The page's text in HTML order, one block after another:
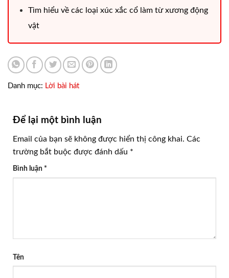
Tìm hiểu về các loại xúc xắc cổ làm từ xương động
vật
Danh mục: Lời bài hát
Để lại một bình luận
Email của bạn sẽ không được hiển thị công khai. Các
trường bắt buộc được đánh dấu *
Bình luận *
Tên